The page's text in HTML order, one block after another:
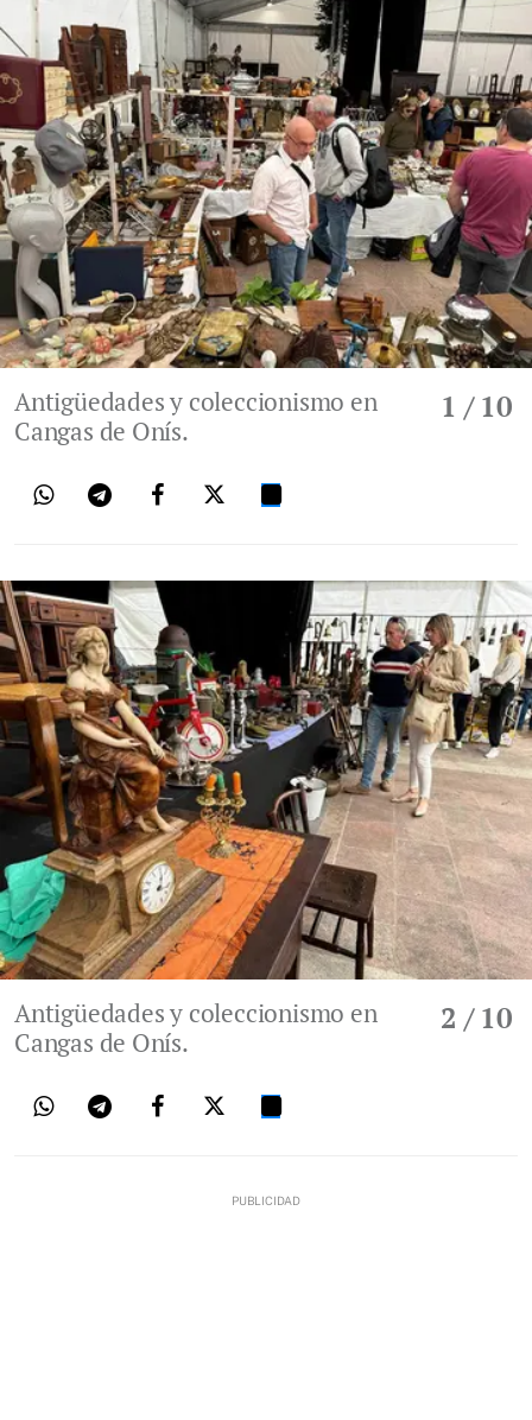
1 / 10
Antigüedades y coleccionismo en
Cangas de Onís.
2 / 10
Antigüedades y coleccionismo en
Cangas de Onís.